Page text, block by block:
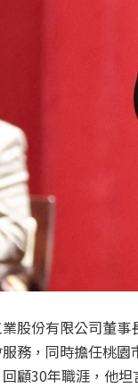
股份有限公司董
務，同時擔任桃
顧30年職涯，他